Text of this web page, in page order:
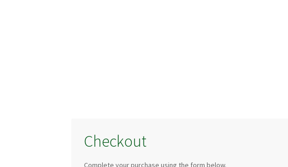
Checkout
Complete your purchase using the form below.